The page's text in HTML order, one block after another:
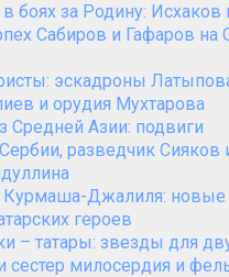
боях за Родину: Исхаков
Сабиров и Гафаров на
эскадроны
и орудия Мухтарова
Средней Азии: подвиги
разведчик Сияков
Курмаша-Джалиля: новые
героев
– татары: звезды для
сестер милосердия и